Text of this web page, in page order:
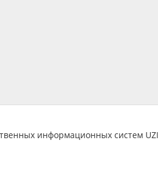
информационных систем